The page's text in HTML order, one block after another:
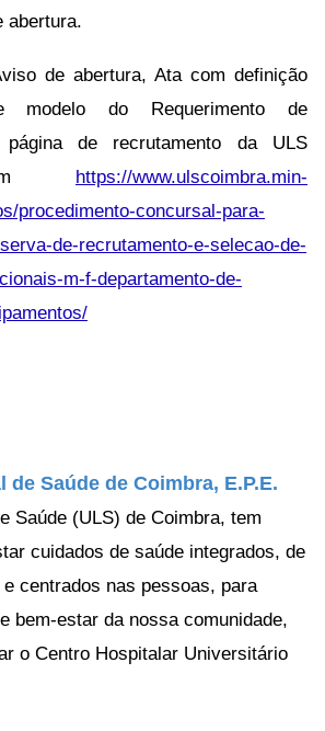
abertura.
de abertura, Ata com definição
do Requerimento de
página de recrutamento da ULS
em https://www.ulscoimbra.min-
procedimento-concursal-para-
de-recrutamento-e-selecao-de-
m-f-departamento-de-
de Saúde de Coimbra, E.P.E.
Saúde (ULS) de Coimbra, tem
cuidados de saúde integrados, de
centrados nas pessoas, para
bem-estar da nossa comunidade,
o Centro Hospitalar Universitário